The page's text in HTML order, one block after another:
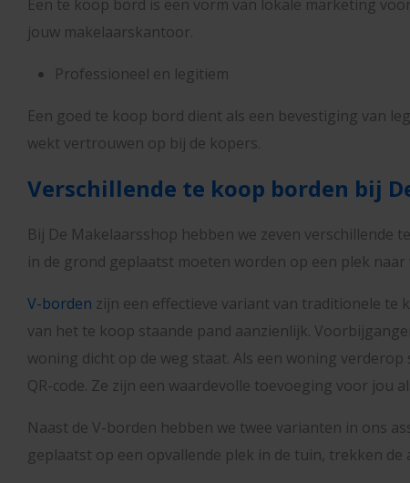
Een te koop bord is een vorm van lokale marketing
jouw makelaarskantoor.
Professioneel en legitiem
Een goed te koop bord dient als een bevestiging van
wekt vertrouwen op bij de kopers.
Verschillende te koop borden bij
Bij De Makelaarsshop hebben we zeven
in de grond geplaatst moeten worden op een plek naar
V-borden zijn een effectieve variant van traditionele te
van het te koop staande pand aanzienlijk.
woning dicht op de weg staat. Als een woning
QR-code. Ze zijn een waardevolle toevoeging voor jou
Naast de V-borden hebben we twee varianten in ons
geplaatst op een opvallende plek in de tuin, trekken